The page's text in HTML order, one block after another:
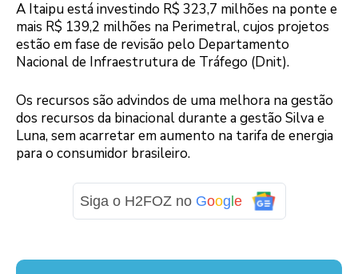
A Itaipu está investindo R$ 323,7 milhões na ponte e
mais R$ 139,2 milhões na Perimetral, cujos projetos
estão em fase de revisão pelo Departamento
Nacional de Infraestrutura de Tráfego (Dnit).
Os recursos são advindos de uma melhora na gestão
dos recursos da binacional durante a gestão Silva e
Luna, sem acarretar em aumento na tarifa de energia
para o consumidor brasileiro.
Siga o H2FOZ no Goog e